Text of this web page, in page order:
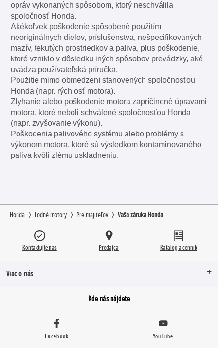
opráv vykonaných spôsobom, ktorý neschválila
spoločnosť Honda.
Akékoľvek poškodenie spôsobené použitím
neoriginálnych dielov, príslušenstva, nešpecifikovaných
mazív, tekutých prostriedkov a paliva, plus poškodenie,
ktoré vzniklo v dôsledku iných spôsobov prevádzky, aké
uvádza používateľská príručka.
Použitie mimo obmedzení stanovených spoločnosťou
Honda (napr. rýchlosť motora).
Zlyhanie alebo poškodenie motora zapríčinené úpravami
motora, ktoré neboli schválené spoločnosťou Honda
(napr. zvyšovanie výkonu).
Poškodenia palivového systému alebo problémy s
výkonom motora, ktoré sú výsledkom kontaminovaného
paliva kvôli zlému uskladneniu.
Honda Lodné motory Pre majiteľov Vaša záruka Honda
Kontaktujte nás Predajca Katalóg a cenník
Viac o nás
Kde nás nájdete
Facebook YouTube